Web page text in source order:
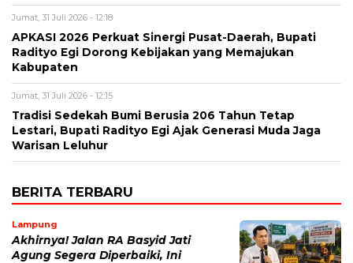
Jumat, 31 Juli 2026 - 12:18
APKASI 2026 Perkuat Sinergi Pusat-Daerah, Bupati
Radityo Egi Dorong Kebijakan yang Memajukan
Kabupaten
Jumat, 31 Juli 2026 - 12:15
Tradisi Sedekah Bumi Berusia 206 Tahun Tetap
Lestari, Bupati Radityo Egi Ajak Generasi Muda Jaga
Warisan Leluhur
BERITA TERBARU
Lampung
Akhirnya! Jalan RA Basyid Jati
Agung Segera Diperbaiki, Ini